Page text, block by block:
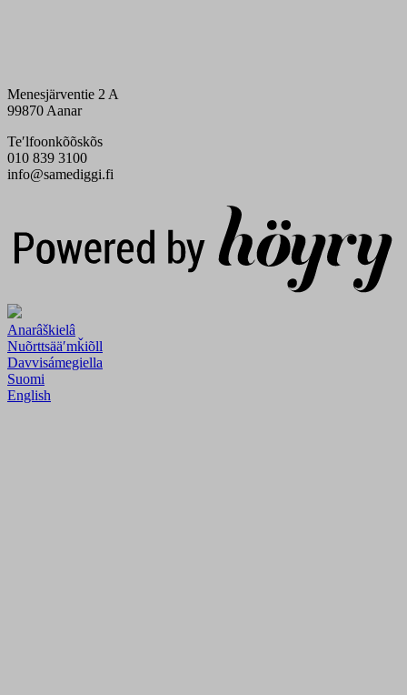
Menesjärventie 2 A
99870 Aanar
Teʹlfoonkõõskõs
010 839 3100
info@samediggi.fi
Anarâškielâ
Nuõrttsääʹmǩiõll
Davvisámegiella
Suomi
English